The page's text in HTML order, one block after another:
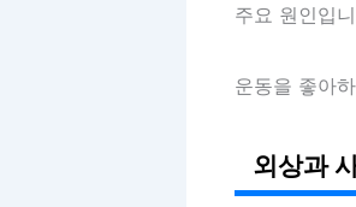
주요 원인입
운동을 좋아
외상과